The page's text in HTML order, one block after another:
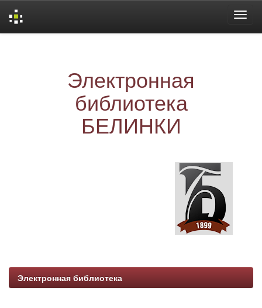
Электронная
библиотека
БЕЛИНКИ
Электронная библиотека